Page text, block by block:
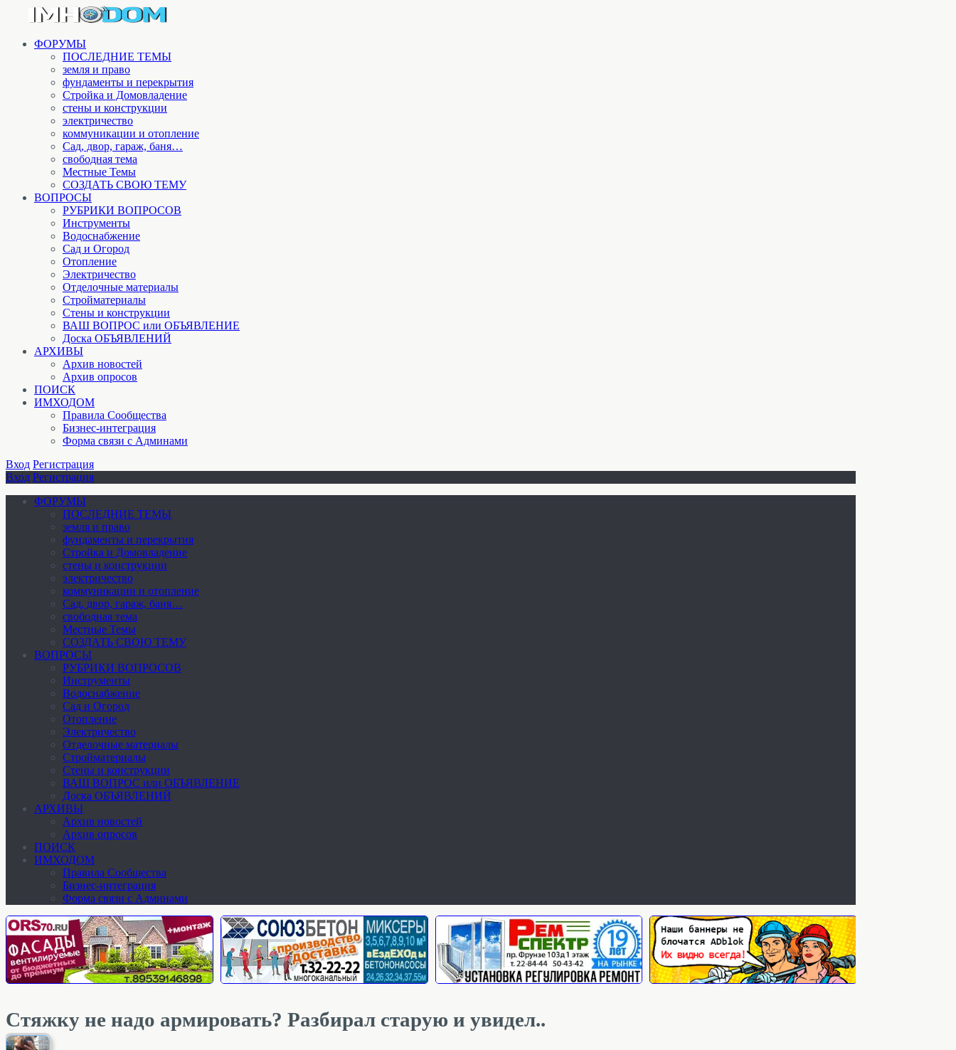
ФОРУМЫ
ПОСЛЕДНИЕ ТЕМЫ
земля и право
фундаменты и перекрытия
Стройка и Домовладение
стены и конструкции
электричество
коммуникации и отопление
Cад, двор, гараж, баня…
свободная тема
Местные Темы
СОЗДАТЬ СВОЮ ТЕМУ
ВОПРОСЫ
РУБРИКИ ВОПРОСОВ
Инструменты
Водоснабжение
Сад и Огород
Отопление
Электричество
Отделочные материалы
Стройматериалы
Стены и конструкции
ВАШ ВОПРОС или ОБЪЯВЛЕНИЕ
Доска ОБЪЯВЛЕНИЙ
АРХИВЫ
Архив новостей
Архив опросов
ПОИСК
ИМХОДОМ
Правила Сообщества
Бизнес-интеграция
Форма связи с Админами
Вход Регистрация
Вход Регистрация
ФОРУМЫ
ПОСЛЕДНИЕ ТЕМЫ
земля и право
фундаменты и перекрытия
Стройка и Домовладение
стены и конструкции
электричество
коммуникации и отопление
Cад, двор, гараж, баня…
свободная тема
Местные Темы
СОЗДАТЬ СВОЮ ТЕМУ
ВОПРОСЫ
РУБРИКИ ВОПРОСОВ
Инструменты
Водоснабжение
Сад и Огород
Отопление
Электричество
Отделочные материалы
Стройматериалы
Стены и конструкции
ВАШ ВОПРОС или ОБЪЯВЛЕНИЕ
Доска ОБЪЯВЛЕНИЙ
АРХИВЫ
Архив новостей
Архив опросов
ПОИСК
ИМХОДОМ
Правила Сообщества
Бизнес-интеграция
Форма связи с Админами
Стяжку не надо армировать? Разбирал старую и увидел..